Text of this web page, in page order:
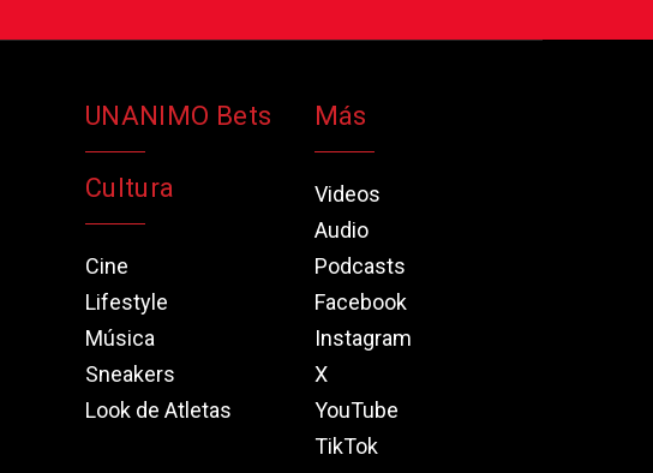
UNANIMO Bets
Cultura
Cine
Lifestyle
Música
Sneakers
Look de Atletas
Más
Videos
Audio
Podcasts
Facebook
Instagram
X
YouTube
TikTok